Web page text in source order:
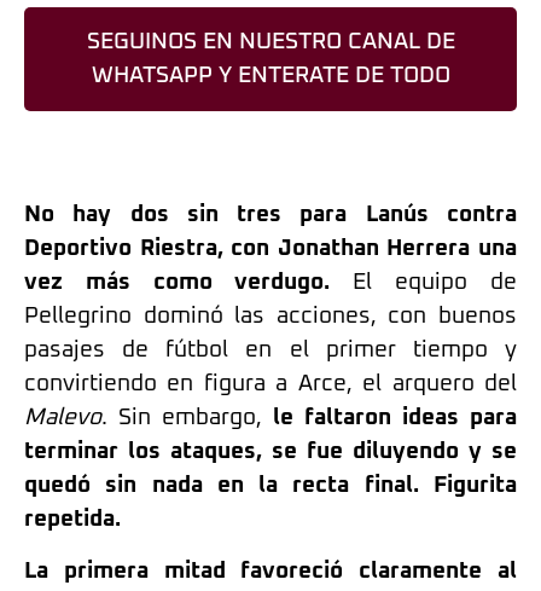
SEGUINOS EN NUESTRO CANAL DE
WHATSAPP Y ENTERATE DE TODO
No hay dos sin tres para Lanús contra
Deportivo Riestra, con Jonathan Herrera una
vez más como verdugo. El equipo de
Pellegrino dominó las acciones, con buenos
pasajes de fútbol en el primer tiempo y
convirtiendo en figura a Arce, el arquero del
Malevo. Sin embargo, le faltaron ideas para
terminar los ataques, se fue diluyendo y se
quedó sin nada en la recta final. Figurita
repetida.
La primera mitad favoreció claramente al